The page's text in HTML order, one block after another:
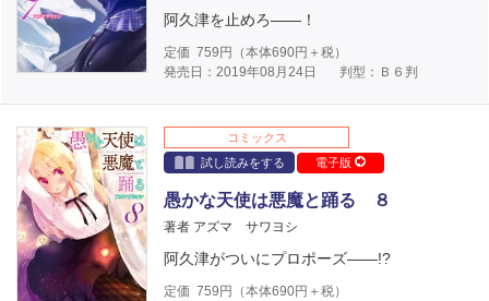
阿久津を止めろ――！
定価 759 円（本体690円＋税）
発売日：2019年08月24日
判型：Ｂ６判
コミックス
試し読みをする
電子版
愚かな天使は悪魔と踊る ８
著者 アズマ サワヨシ
阿久津がついにプロポーズ――!?
定価 759 円（本体690円＋税）